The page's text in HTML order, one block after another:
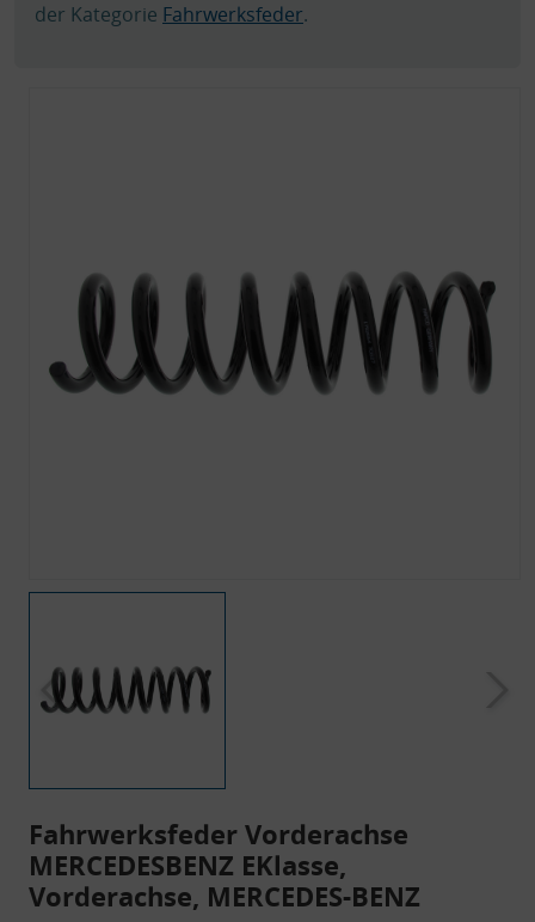
der Kategorie Fahrwerksfeder.
Fahrwerksfeder Vorderachse
MERCEDESBENZ EKlasse,
Vorderachse, MERCEDES-BENZ